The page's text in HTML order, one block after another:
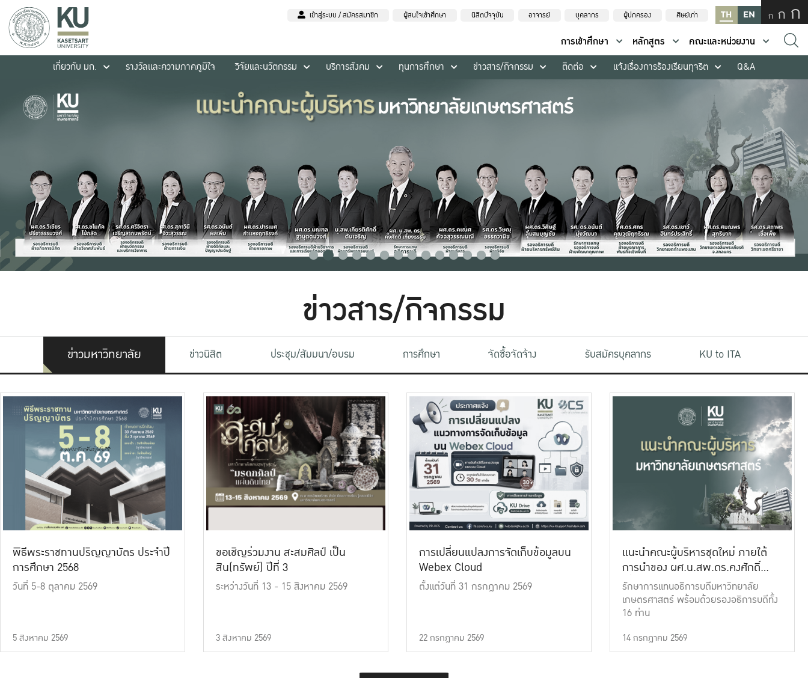
เข้าสู่ระบบ / สมัครสมาชิก ผู้สนใจเข้าศึกษา นิสิตปัจจุบัน อาจารย์ บุคลากร ผู้ปกครอง ศิษย์เก่า TH EN ก ก ก
การเข้าศึกษา หลักสูตร
คณะและหน่วยงาน
เกี่ยวกับ มก.
รางวัลและความภาคภูมิใจ วิจัยและนวัตกรรม บริการสังคม ทุนการศึกษา ข่าวสาร/กิจกรรม ติดต่อ แจ้งเรื่องการร้องเรียนทุจริต Q&A
ข่าวสาร/กิจกรรม
ข่าวมหาวิทยาลัย ข่าวนิสิต ประชุม/สัมมนา/อบรม การศึกษา จัดซื้อจัดจ้าง รับสมัครบุคลากร KU to ITA
พิธีพระราชทานปริญญาบัตร ประจำปี
การศึกษา 2568
วันที่ 5-8 ตุลาคม 2569
5 สิงหาคม 2569
ขอเชิญร่วมงาน สะสมศิลป์ เป็น
สิน(ทรัพย์) ปีที่ 3
ระหว่างวันที่ 13 - 15 สิงหาคม 2569
3 สิงหาคม 2569
การเปลี่ยนแปลงการจัดเก็บข้อมูลบน
Webex Cloud
ตั้งแต่วันที่ 31 กรกฎาคม 2569
22 กรกฎาคม 2569
แนะนำคณะผู้บริหารชุดใหม่ ภายใต้
การนำของ ผศ.น.สพ.ดร.คงศักดิ์
เที่ยงธรรม
รักษาการแทนอธิการบดีมหาวิทยาลัย
เกษตรศาสตร์ พร้อมด้วยรองอธิการบดีทั้ง
16 ท่าน
14 กรกฎาคม 2569